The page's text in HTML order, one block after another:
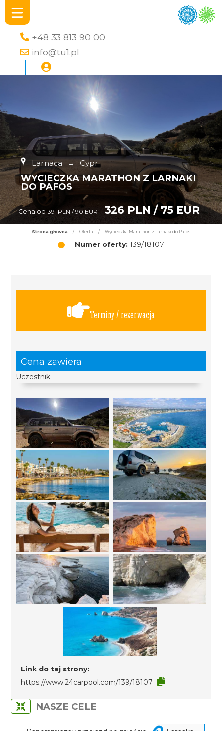
+48 33 813 90 00
info@tu1.pl
Larnaca → Cypr
WYCIECZKA MARATHON Z LARNAKI
DO PAFOS
Cena od 391 PLN / 90 EUR 326 PLN / 75 EUR
Strona główna / Oferta / Wycieczka Marathon z Larnaki do Pafos
Numer oferty: 139/18107
Terminy / rezerwacja
Cena zawiera
Uczestnik
Link do tej strony:
https://www.24carpool.com/139/18107
NASZE CELE